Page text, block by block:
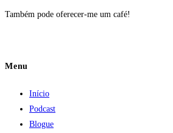
Também pode oferecer-me um café!
Menu
Início
Podcast
Blogue